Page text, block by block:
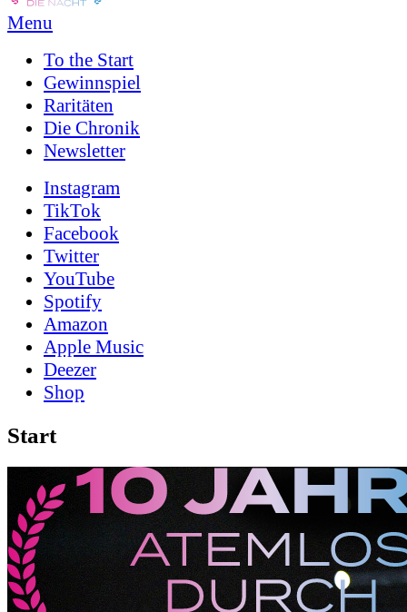
Menu
To the Start
Gewinnspiel
Raritäten
Die Chronik
News­letter
Instagram
TikTok
Facebook
Twitter
YouTube
Spotify
Amazon
Apple Music
Deezer
Shop
Start